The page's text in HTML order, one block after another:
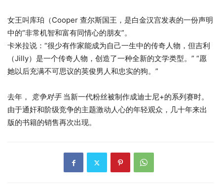
女王叫库珀（Cooper 查尔斯国王 ，是白金汉宫发表的一份声明
中的“非常机智和富有同情心的朋友”。
卡米拉说：“很少有作家能成为自己一生中的传奇人物，但吉利
（Jilly）是一个传奇人物，创造了一种全新的文学类型。” “愿
她以后充满不可思议的英俊男人和忠实的狗。”
去年， 竞争对手当新一代粉丝被制作成迪士尼+的系列赛时。
由于通奸和阶级竞争的主题激动人心的年轻观众，几十年来出
版的书籍的销售再次出现。